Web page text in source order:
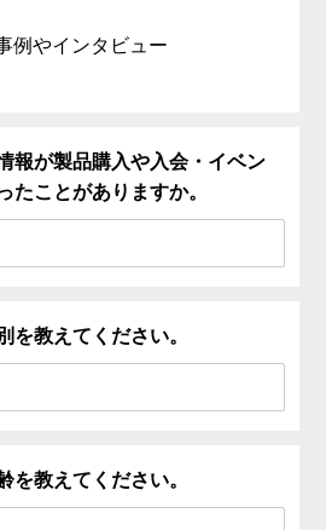
例やインタビュー
報が製品購入や入会・イベン
たことがありますか。
を教えてください。
を教えてください。